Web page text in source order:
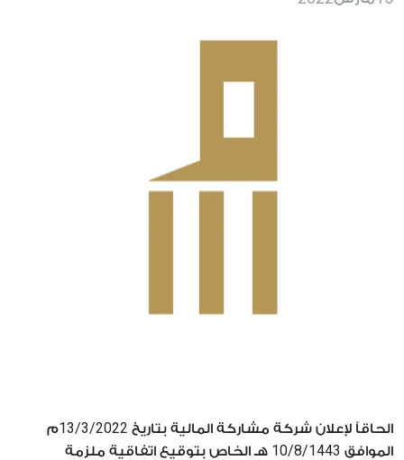
الحاقاً لإعلان شركة مشاركة المالية بتاريخ 13/3/2022م
الموافق 10/8/1443 هـ الخاص بتوقيع اتفاقية ملزمة